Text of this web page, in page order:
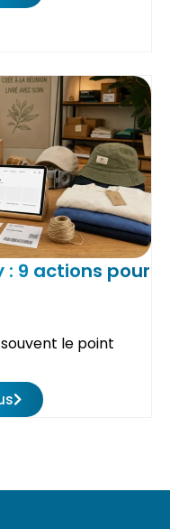
: 9 actions pour
le point